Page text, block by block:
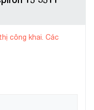
sang
công khai. Các